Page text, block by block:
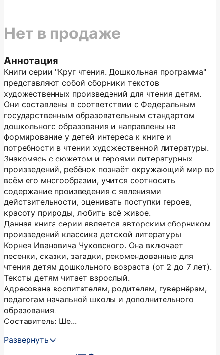
Аннотация
Книги серии "Круг чтения. Дошкольная программа"
представляют собой сборники текстов
художественных произведений для чтения детям.
Они составлены в соответствии с Федеральным
государственным образовательным стандартом
дошкольного образования и направлены на
формирование у детей интереса к книге и
потребности в чтении художественной литературы.
Знакомясь с сюжетом и героями литературных
произведений, ребёнок познаёт окружающий мир во
всём его многообразии, учится соотносить
содержание произведения с явлениями
действительности, оценивать поступки героев,
красоту природы, любить всё живое.
Данная книга серии является авторским сборником
произведений классика детской литературы
Корнея Ивановича Чуковского. Она включает
песенки, сказки, загадки, рекомендованные для
чтения детям дошкольного возраста (от 2 до 7 лет).
Тексты детям читает взрослый.
Адресована воспитателям, родителям, гувернёрам,
педагогам начальной школы и дополнительного
образования.
Составитель: Ше...
Развернуть
Нет в продаже